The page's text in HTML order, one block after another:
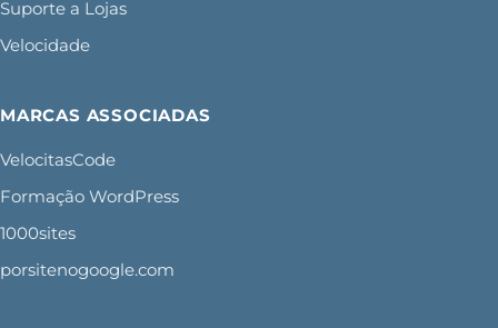
Suporte a Lojas
Velocidade
MARCAS ASSOCIADAS
VelocitasCode
Formação WordPress
1000sites
porsitenogoogle.com